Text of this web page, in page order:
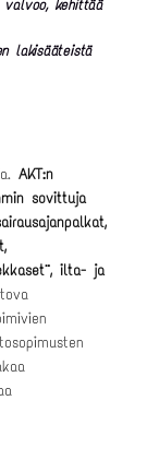
kehittää
lakisääteistä
AKT:n
sovittuja
ilta- ja